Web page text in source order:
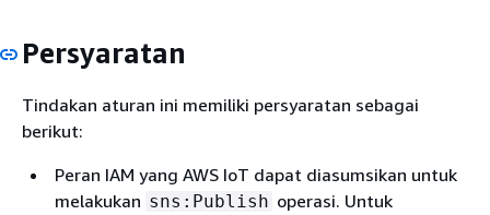
Persyaratan
Tindakan aturan ini memiliki persyaratan sebagai
berikut:
Peran IAM yang AWS IoT dapat diasumsikan untuk
melakukan sns:Publish operasi. Untuk